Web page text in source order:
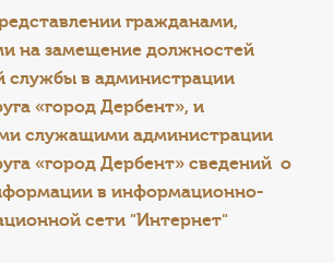
гражданами,
на замещение должностей
службы в администрации
«город Дербент», и
служащими администрации
«город Дербент» сведений о
в информационно-
сети "Интернет"